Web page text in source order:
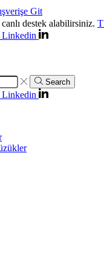
Git
destek alabilirsiniz.
Linkedin
Search
Linkedin